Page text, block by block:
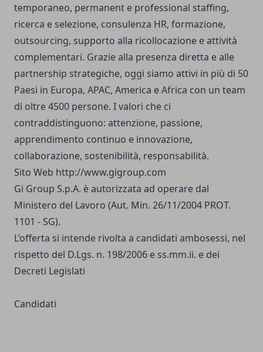
temporaneo, permanent e professional staffing,
ricerca e selezione, consulenza HR, formazione,
outsourcing, supporto alla ricollocazione e attività
complementari. Grazie alla presenza diretta e alle
partnership strategiche, oggi siamo attivi in più di 50
Paesi in Europa, APAC, America e Africa con un team
di oltre 4500 persone. I valori che ci
contraddistinguono: attenzione, passione,
apprendimento continuo e innovazione,
collaborazione, sostenibilità, responsabilità.
Sito Web http://www.gigroup.com
Gi Group S.p.A. è autorizzata ad operare dal
Ministero del Lavoro (Aut. Min. 26/11/2004 PROT.
1101 - SG).
L’offerta si intende rivolta a candidati ambosessi, nel
rispetto del D.Lgs. n. 198/2006 e ss.mm.ii. e dei
Decreti Legislati
Candidati